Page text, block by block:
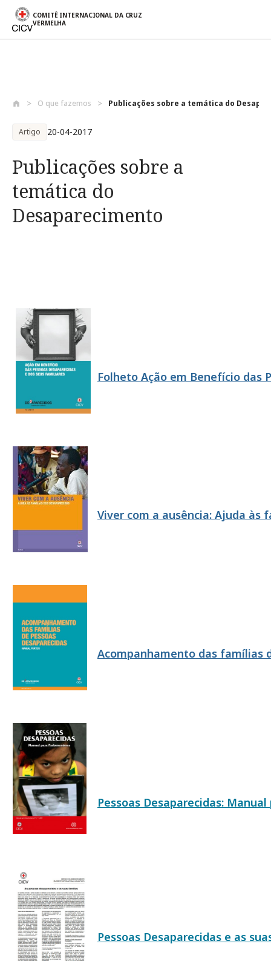
COMITÊ INTERNACIONAL DA CRUZ
VERMELHA
O que fazemos Publicações sobre a temática do
Artigo 20-04-2017
Publicações sobre a
temática do
Desaparecimento
Folheto Ação em Benefício das
Viver com a ausência: Ajuda às
Acompanhamento das famílias
Pessoas Desaparecidas:
Pessoas Desaparecidas e as